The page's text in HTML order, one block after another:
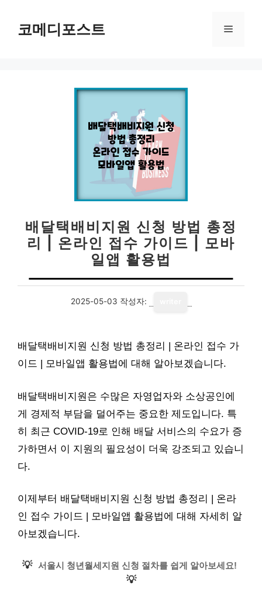
코메디포스트 메
배달택배비지원 신청 방법 총정
리 | 온라인 접수 가이드 | 모바
일앱 활용법
2025-05-03 작성자:
배달택배비지원 신청 방법 총정리 | 온라인 접수 가
이드 | 모바일앱 활용법에 대해 알아보겠습니다.
배달택배비지원은 수많은 자영업자와 소상공인에
게 경제적 부담을 덜어주는 중요한 제도입니다. 특
히 최근 COVID-19로 인해 배달 서비스의 수요가 증
가하면서 이 지원의 필요성이 더욱 강조되고 있습니
다.
이제부터 배달택배비지원 신청 방법 총정리 | 온라
인 접수 가이드 | 모바일앱 활용법에 대해 자세히 알
아보겠습니다.
💡 서울시 청년월세지원 신청 절차를 쉽게 알아보세요!
💡